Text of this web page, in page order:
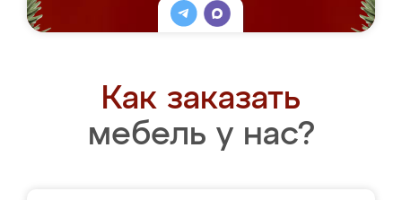
Как заказать
мебель у нас?